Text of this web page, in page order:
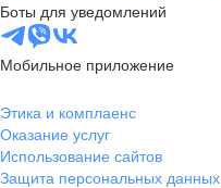
Боты для уведомлений
Мобильное приложение
Этика и комплаенс
Оказание услуг
Использование сайтов
Защита персональных данных